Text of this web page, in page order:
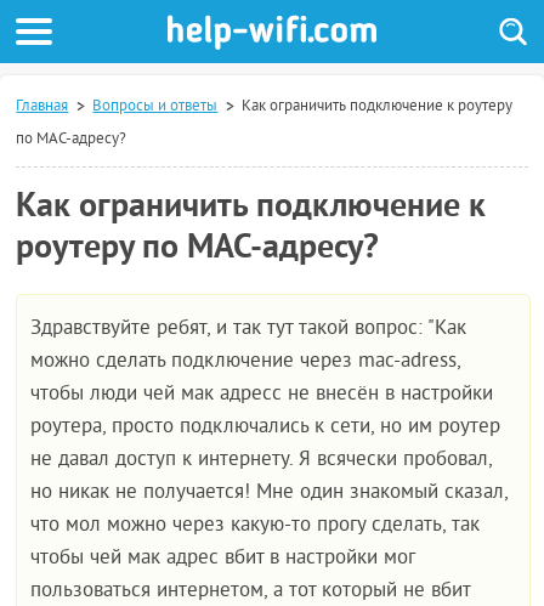
Главная Вопросы и ответы
Как ограничить подключение к роутеру
по MAC-адресу?
Как ограничить подключение к
роутеру по MAC-адресу?
Здравствуйте ребят, и так тут такой вопрос: "Как
можно сделать подключение через mac-adress,
чтобы люди чей мак адресс не внесён в настройки
роутера, просто подключались к сети, но им роутер
не давал доступ к интернету. Я всячески пробовал,
но никак не получается! Мне один знакомый сказал,
что мол можно через какую-то прогу сделать, так
чтобы чей мак адрес вбит в настройки мог
пользоваться интернетом, а тот который не вбит